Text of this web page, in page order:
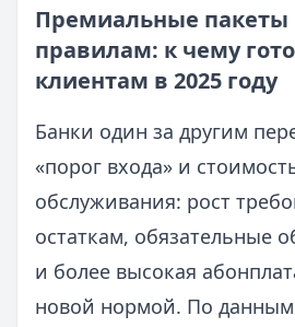
Премиальные
правилам: к чему
клиентам в 2025 году
Банки один за другим
«порог входа» и
обслуживания: рост
остаткам, обязательные
и более высокая
новой нормой. По данным